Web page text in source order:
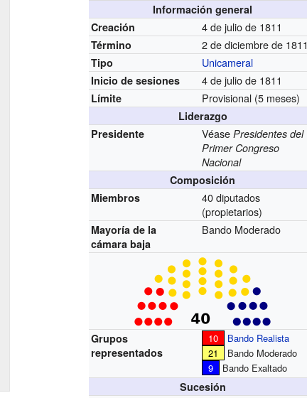
Información general
Creación
4 de julio de 1811
Término 2 de diciembre de 1811
Tipo Unicameral
Inicio de sesiones 4 de julio de 1811
Límite Provisional (5 meses)
Liderazgo
Presidente
VéasePresidentes del
Primer Congreso
Nacional
Composición
Miembros
40 diputados
(propietarios)
Mayoría de la
cámara baja
Bando Moderado
Grupos
representados
10
Bando Realista
21
Bando Moderado
9
Bando Exaltado
Sucesión